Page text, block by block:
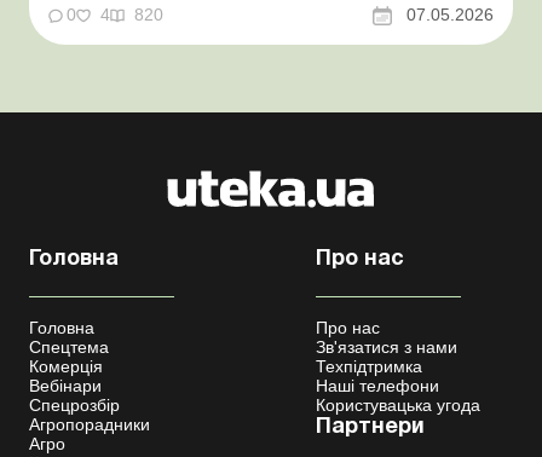
агропідприємств приймає працівників на сезонні
роботи. Через значні штрафні санкції за порушення
порядку ведення військового обліку в
0 4 820 07.05.2026
Головна
Головна
Спецтема
Комерція
Вебінари
Спецрозбір
Агропорадники
Агро
Про нас
Про нас
Зв'язатися з нами
Техпідтримка
Наші телефони
Користувацька угода
Партнери